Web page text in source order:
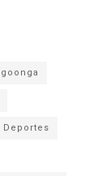
Deportes